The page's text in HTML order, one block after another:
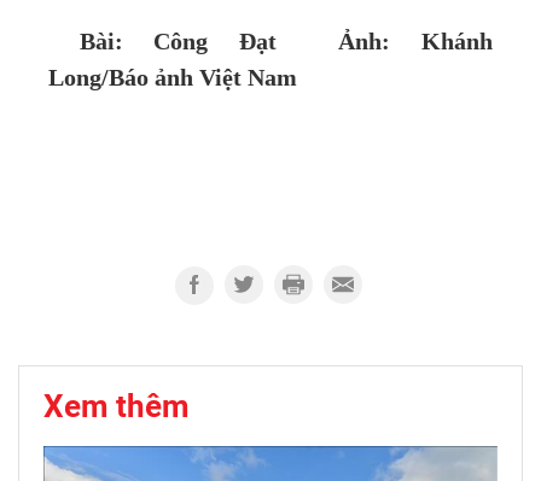
Bài: Công Đạt Ảnh: Khánh
Long/Báo ảnh Việt Nam
Xem thêm